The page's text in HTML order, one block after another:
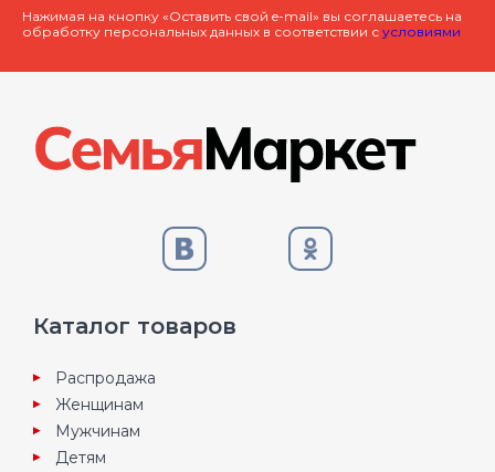
Нажимая на кнопку «Оставить свой e-mail» вы соглашаетесь на
обработку персональных данных в соответствии с условиями
Каталог товаров
Распродажа
Женщинам
Мужчинам
Детям